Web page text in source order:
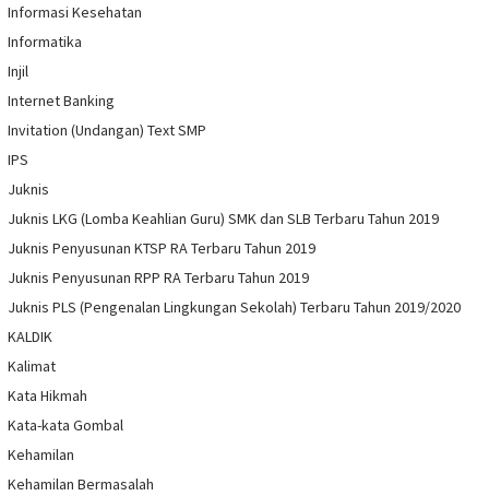
Informasi Kesehatan
Informatika
Injil
Internet Banking
Invitation (Undangan) Text SMP
IPS
Juknis
Juknis LKG (Lomba Keahlian Guru) SMK dan SLB Terbaru Tahun 2019
Juknis Penyusunan KTSP RA Terbaru Tahun 2019
Juknis Penyusunan RPP RA Terbaru Tahun 2019
Juknis PLS (Pengenalan Lingkungan Sekolah) Terbaru Tahun 2019/2020
KALDIK
Kalimat
Kata Hikmah
Kata-kata Gombal
Kehamilan
Kehamilan Bermasalah